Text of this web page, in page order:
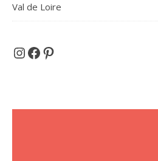
Val de Loire
Et si on partait en voyage ...
Facebook
Pinterest